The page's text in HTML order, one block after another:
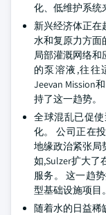
化、低维护系统
新兴经济体正在
水和复原力方面
局部灌溉网络和
的泵溶液,往往
Jeevan Mission
持了这一趋势。
全球混乱已促
化。 公司正在
地缘政治紧张局
如,Sulzer扩大了
服务。 这一趋
型基础设施项目。
随着水的日益稀